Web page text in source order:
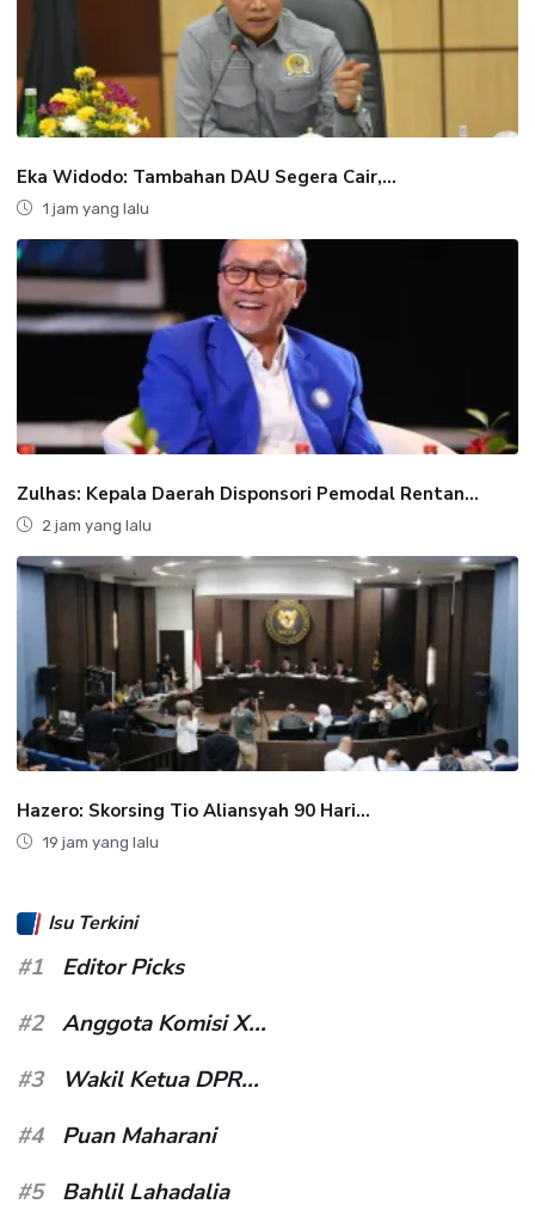
Eka Widodo: Tambahan DAU Segera Cair,...
1 jam yang lalu
Zulhas: Kepala Daerah Disponsori Pemodal Rentan...
2 jam yang lalu
Hazero: Skorsing Tio Aliansyah 90 Hari...
19 jam yang lalu
Isu Terkini
#1
Editor Picks
#2
Anggota Komisi X...
#3
Wakil Ketua DPR...
#4
Puan Maharani
#5
Bahlil Lahadalia